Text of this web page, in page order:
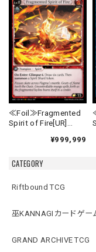
CATEGORY
Riftbound TCG
巫KANNAGIカードゲー
GRAND ARCHIVE TCG
≪Foil≫Fragmented
Spirit of Fire[UR]
¥999,999